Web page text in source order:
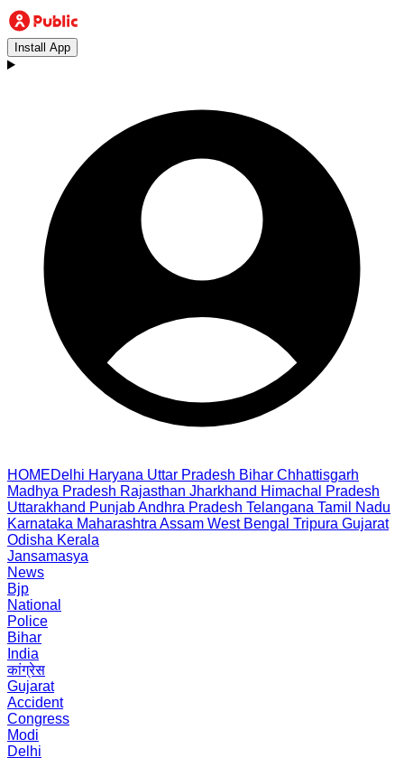
Install App
HOMEDelhi Haryana Uttar Pradesh Bihar Chhattisgarh
Madhya Pradesh Rajasthan Jharkhand Himachal Pradesh
Uttarakhand PunjabAndhra Pradesh Telangana Tamil Nadu
Karnataka Maharashtra Assam West Bengal Tripura Gujarat
Odisha Kerala
Jansamasya
News
Bjp
National
Police
Bihar
India
कांग्रेस
Gujarat
Accident
Congress
Modi
Delhi